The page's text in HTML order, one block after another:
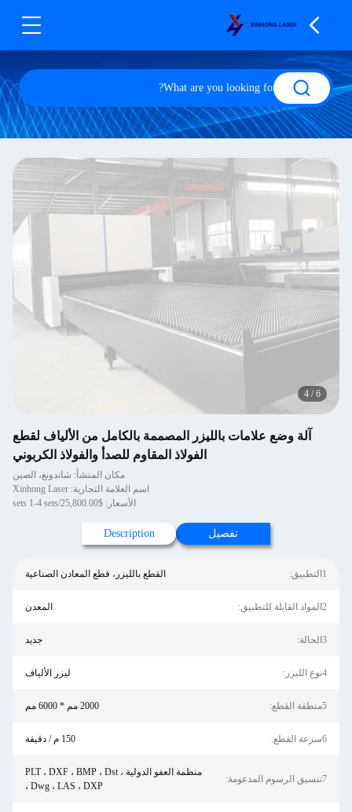
4 /6
آلة وضع علامات بالليزر المصممة بالكامل من الألياف لقطع
الفولاذ المقاوم للصدأ والفولاذ الكربوني
مكان المنشأ: شاندونغ، الصين
اسم العلامة التجارية: Xinhong Laser
الأسعار: $25,800.00/sets 1-4 sets
تفصيل Description
1التطبيق: القطع بالليزر، قطع المعادن الصناعية
2المواد القابلة للتطبيق: المعدن
3الحالة: جديد
4نوع الليزر: ليزر الألياف
5منطقة القطع: 2000 مم * 6000 مم
6سرعة القطع: 150 م / دقيقة
7تنسيق الرسوم المدعومة:
منظمة العفو الدولية ، PLT ، DXF ، BMP ، Dst
، Dwg ، LAS ، DXP